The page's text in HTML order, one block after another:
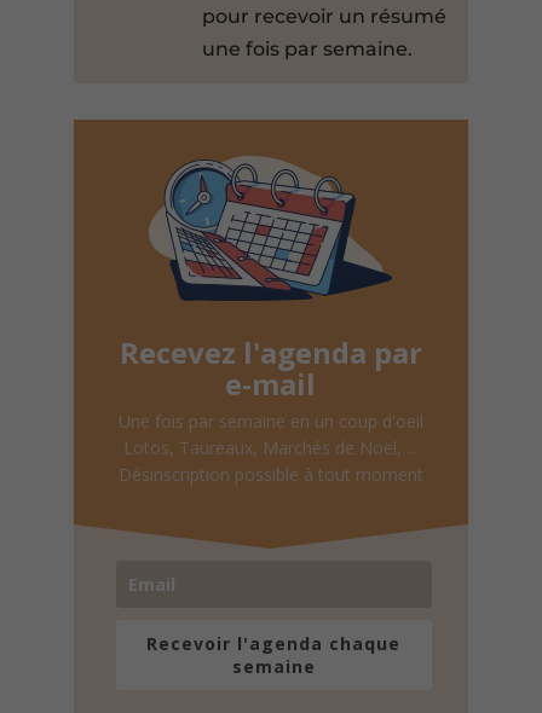
pour recevoir un résumé
une fois par semaine.
Recevez l'agenda par
e-mail
Une fois par semaine en un coup d'oeil
Lotos, Taureaux, Marchés de Noël, ...
Désinscription possible à tout moment
Recevoir l'agenda chaque
semaine